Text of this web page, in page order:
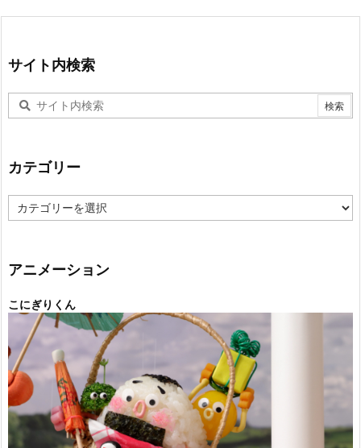
サイト内検索
カテゴリー
テ
ー
アニメーション
こにぎりくん